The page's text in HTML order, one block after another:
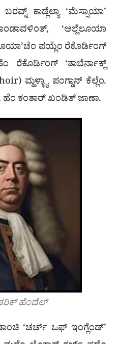
ಕಾಡ್ಲೆಲ್ಯಾ ‘ಮೆಸ್ಸಾಯಾ’
‘ಆಲ್ಲೆಲೂಯಾ
ಪಯ್ಲೆಂ ರೆಕೊರ್ಡಿಂಗ್
ರೆಕೊರ್ಡಿಂಗ್ ‘ತಾಬೆರ್ನಾಕ್ಲ್
ಮ್ಹಳ್ಳ್ಯಾ ಪಂಗ್ಡಾನ್ ಕೆಲ್ಲೆಂ.
ಕಂತಾರ್ ಖಂಡಿತ್ ಜಾಣಾ.
ಹೆಂಡೆಲ್
‘ಚರ್ಚ್ ಒಫ್ ಇಂಗ್ಲೆಂಡ್’